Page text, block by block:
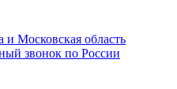
и Московская область
звонок по России